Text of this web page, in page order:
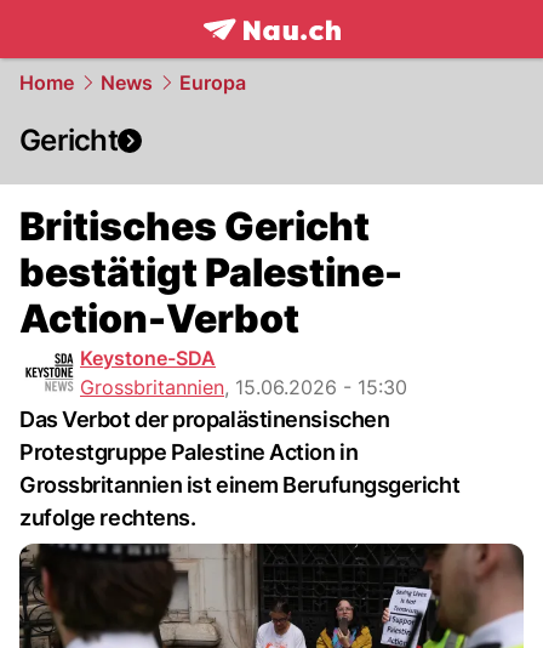
frontpage.NAU.ch
Home News Europa
Gericht
Britisches Gericht
bestätigt Palestine-
Action-Verbot
Keystone-SDA
Grossbritannien, 15.06.2026 - 15:30
Das Verbot der propalästinensischen
Protestgruppe Palestine Action in
Grossbritannien ist einem Berufungsgericht
zufolge rechtens.